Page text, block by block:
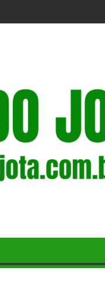
DIZ QUE ELE É
MUDA DECISÃO DE